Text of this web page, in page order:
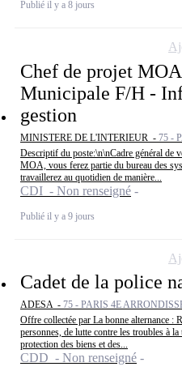
Publié il y a 8 jours
Chef de projet
Municipale F/H -
gestion
MINISTERE DE L'INTERIEUR - 75 -
Descriptif du poste:\n\nCadre général de
MOA, vous ferez partie du bureau des
travaillerez au quotidien de manière...
CDI - Non renseigné
Publié il y a 9 jours
Cadet de la police
ADESA - 75 - PARIS 4E
Offre collectée par La bonne alternance :
personnes, de lutte contre les troubles à
protection des biens et des...
CDD - Non renseigné